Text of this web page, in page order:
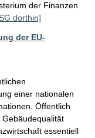
der Finanzen
dorthin]
der EU-
einer nationalen
Öffentlich
essentiell